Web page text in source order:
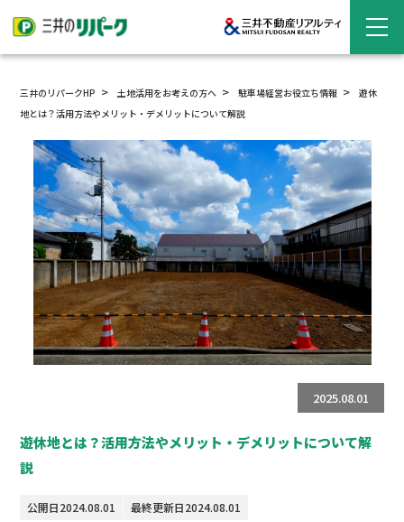
三井のリパークHP 土地活用をお考えの方へ 駐車場経営お役立ち情報
遊休
地とは？活用方法やメリット・デメリットについて解説
2025.08.01
遊休地とは？活用方法やメリット・デメリットについて解
説
公開日2024.08.01 最終更新日2024.08.01